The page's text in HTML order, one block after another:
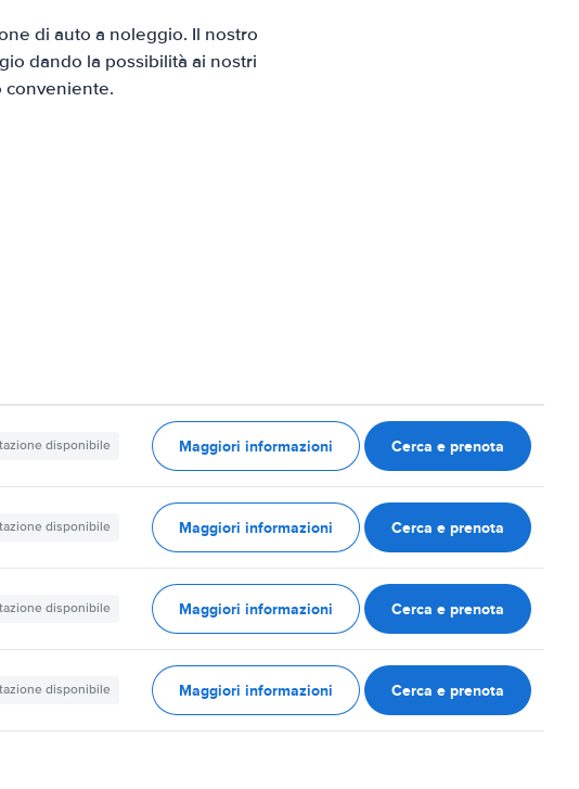
di auto a noleggio. Il nostro
dando la possibilità ai nostri
conveniente.
disponibile Maggiori informazioni Cerca e prenota
disponibile Maggiori informazioni Cerca e prenota
disponibile Maggiori informazioni Cerca e prenota
disponibile Maggiori informazioni Cerca e prenota